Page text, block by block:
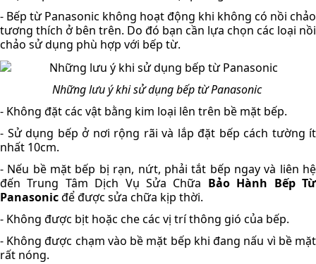
- Bếp từ Panasonic không hoạt động khi không có nồi chảo
tương thích ở bên trên. Do đó bạn cần lựa chọn các loại nồi
chảo sử dụng phù hợp với bếp từ.
Những lưu ý khi sử dụng bếp từ Panasonic
- Không đặt các vật bằng kim loại lên trên bề mặt bếp.
- Sử dụng bếp ở nơi rộng rãi và lắp đặt bếp cách tường ít
nhất 10cm.
- Nếu bề mặt bếp bị rạn, nứt, phải tắt bếp ngay và liên hệ
đến Trung Tâm Dịch Vụ Sửa Chữa Bảo Hành Bếp Từ
Panasonic để được sửa chữa kịp thời.
- Không được bịt hoặc che các vị trí thông gió của bếp.
- Không được chạm vào bề mặt bếp khi đang nấu vì bề mặt
rất nóng.